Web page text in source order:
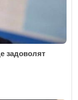
задоволят